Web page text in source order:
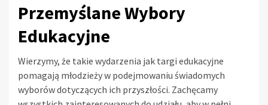
Przemyślane Wybory
Edukacyjne
Wierzymy, że takie wydarzenia jak targi edukacyjne
pomagają młodzieży w podejmowaniu świadomych
wyborów dotyczących ich przyszłości. Zachęcamy